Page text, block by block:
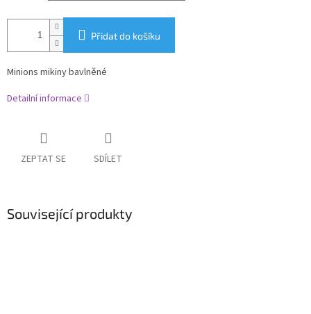
Přidat do košíku
Minions mikiny bavlněné
Detailní informace
ZEPTAT SE SDÍLET
Související produkty